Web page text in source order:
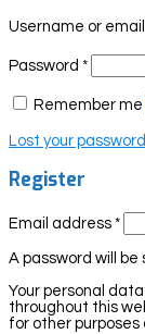
Username or
Password *
Remember me
Lost your
Register
Email address *
A password will
Your personal
throughout this
for other purposes